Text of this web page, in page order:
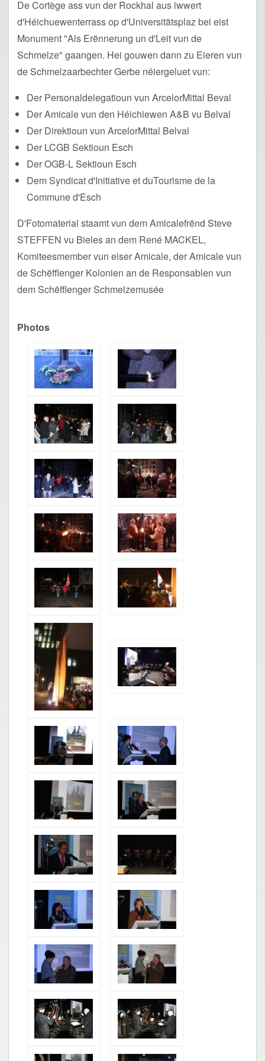
De Cortège ass vun der Rockhal aus iwwert
d'Héichuewenterrass op d'Universitätsplaz bei eist
Monument "Als Erënnerung un d'Leit vun de
Schmelze" gaangen. Hei gouwen dann zu Eieren vun
de Schmelzaarbechter Gerbe néiergeluet vun:
Der Personaldelegatioun vun ArcelorMittal Beval
Der Amicale vun den Héichiewen A&B vu Belval
Der Direktioun vun ArcelorMittal Belval
Der LCGB Sektioun Esch
Der OGB-L Sektioun Esch
Dem Syndicat d'Initiative et duTourisme de la
Commune d'Esch
D'Fotomaterial staamt vun dem Amicalefrënd Steve
STEFFEN vu Bieles an dem René MACKEL,
Komiteesmember vun eiser Amicale, der Amicale vun
de Schëfflenger Kolonien an de Responsablen vun
dem Schëfflenger Schmelzemusée
Photos